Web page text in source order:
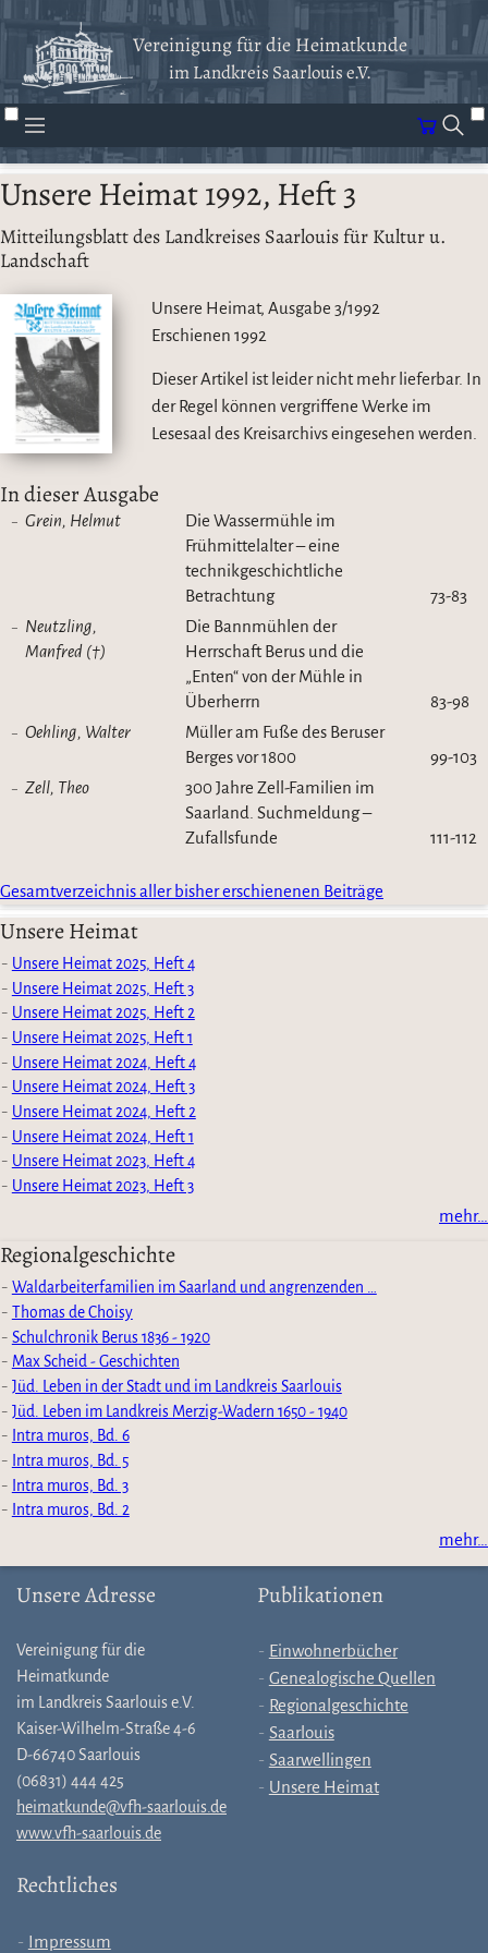
Vereinigung für die Heimatkunde
im Landkreis Saarlouis e.V.
Unsere Heimat 1992, Heft 3
Mitteilungsblatt des Landkreises Saarlouis für Kultur u.
Landschaft
Unsere Heimat, Ausgabe 3/1992
Erschienen 1992
Dieser Artikel ist leider nicht mehr lieferbar. In
der Regel können vergriffene Werke im
Lesesaal des Kreisarchivs eingesehen werden.
In dieser Ausgabe
Grein, Helmut
Die Wassermühle im
Frühmittelalter – eine
technikgeschichtliche
Betrachtung
73-83
Neutzling,
Manfred (†)
Die Bannmühlen der
Herrschaft Berus und die
„Enten“ von der Mühle in
Überherrn
83-98
Oehling, Walter
Müller am Fuße des Beruser
Berges vor 1800
99-103
Zell, Theo
300 Jahre Zell-Familien im
Saarland. Suchmeldung –
Zufallsfunde
111-112
Gesamtverzeichnis aller bisher erschienenen Beiträge
Unsere Heimat
Unsere Heimat 2025, Heft 4
Unsere Heimat 2025, Heft 3
Unsere Heimat 2025, Heft 2
Unsere Heimat 2025, Heft 1
Unsere Heimat 2024, Heft 4
Unsere Heimat 2024, Heft 3
Unsere Heimat 2024, Heft 2
Unsere Heimat 2024, Heft 1
Unsere Heimat 2023, Heft 4
Unsere Heimat 2023, Heft 3
mehr…
Regionalgeschichte
Waldarbeiterfamilien im Saarland und angrenzenden …
Thomas de Choisy
Schulchronik Berus 1836 - 1920
Max Scheid - Geschichten
Jüd. Leben in der Stadt und im Landkreis Saarlouis
Jüd. Leben im Landkreis Merzig-Wadern 1650 - 1940
Intra muros, Bd. 6
Intra muros, Bd. 5
Intra muros, Bd. 3
Intra muros, Bd. 2
mehr…
Unsere Adresse
Vereinigung für die
Heimatkunde
im Landkreis Saarlouis e.V.
Kaiser-Wilhelm-Straße 4-6
D-66740 Saarlouis
(06831) 444 425
heimatkunde@vfh-saarlouis.de
www.vfh-saarlouis.de
Publikationen
Einwohnerbücher
Genealogische Quellen
Regionalgeschichte
Saarlouis
Saarwellingen
Unsere Heimat
Rechtliches
Impressum